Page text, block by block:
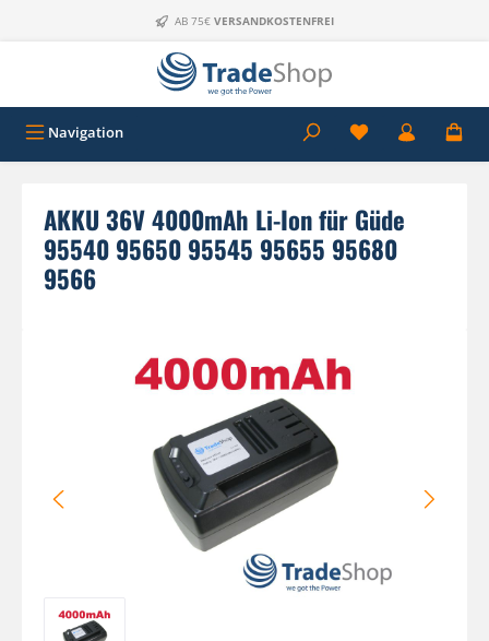
Zum Hauptinhalt springenAB 75€ VERSANDKOSTENFREI
Navigation
AKKU 36V 4000mAh Li-Ion für Güde
95540 95650 95545 95655 95680
9566
Bildergalerie überspringen